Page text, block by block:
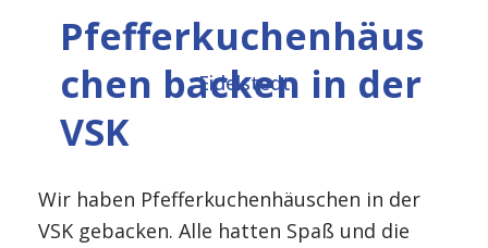
Pfefferkuchenhäus
chen backen in der
VSK
Wir haben Pfefferkuchenhäuschen in der
VSK gebacken. Alle hatten Spaß und die